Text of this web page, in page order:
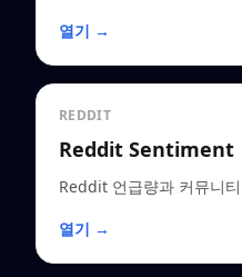
열기 →
REDDIT
Reddit Sentiment
Reddit 언급량과 커뮤니
열기 →